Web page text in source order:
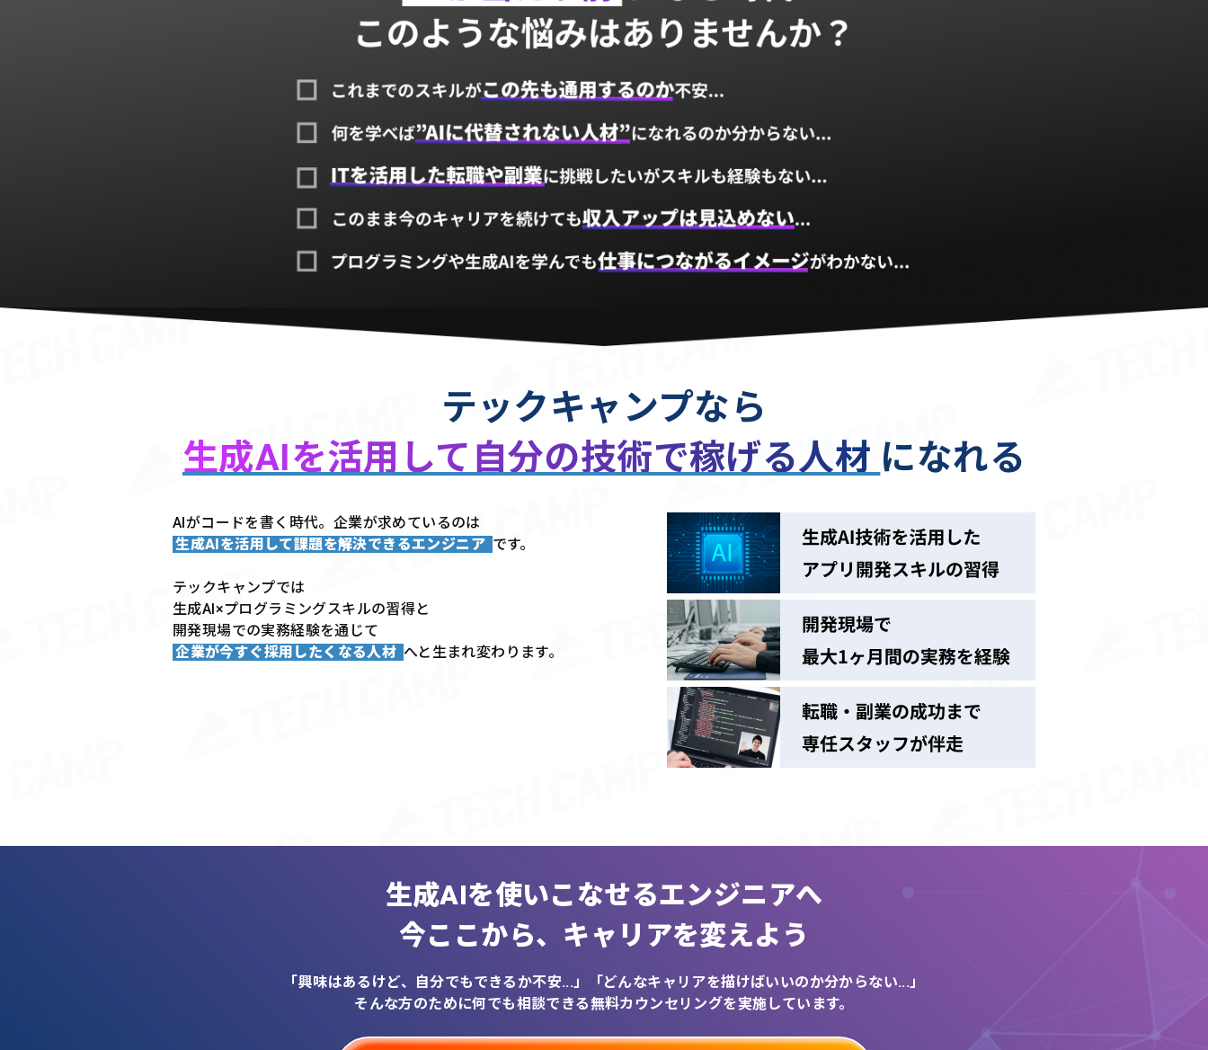
テックキャンプなら
生成AIを活用して 自分の技術で稼げる人材 になれる
AIがコードを書く時代。企業が求めているのは
生成AIを活用して課題を解決できるエンジニア です。
テックキャンプでは
生成AI×プログラミングスキルの習得と
開発現場での実務経験を通じて
企業が今すぐ採用したくなる人材 へと生まれ変わります。
生成AIを使いこなせるエンジニアへ
今ここから、 キャリアを変えよう
「興味はあるけど、自分でもできるか不安...」
「どんなキャリアを描けばいいのか分からない...」
そんな方のために何でも相談できる無料カウンセリングを実施しています。